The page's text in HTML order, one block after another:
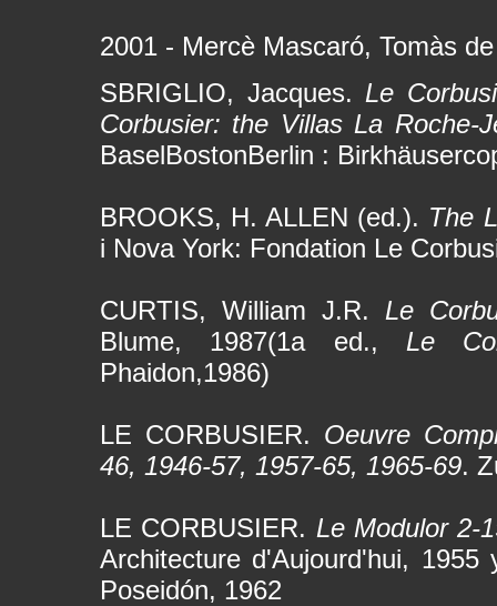
2001 - Mercè Mascaró, Tomàs
SBRIGLIO, Jacques. Le
Corbusier: the Villas La Roche-
BaselBostonBerlin :
BROOKS, H. ALLEN (ed.). The
i Nova York: Fondation Le
CURTIS, William J.R. Le
Blume, 1987(1a ed., Le
Phaidon,1986)
LE CORBUSIER. Oeuvre
46, 1946-57, 1957-65, 1965-69.
LE CORBUSIER. Le Modulor 2-
Architecture d'Aujourd'hui,
Poseidón, 1962